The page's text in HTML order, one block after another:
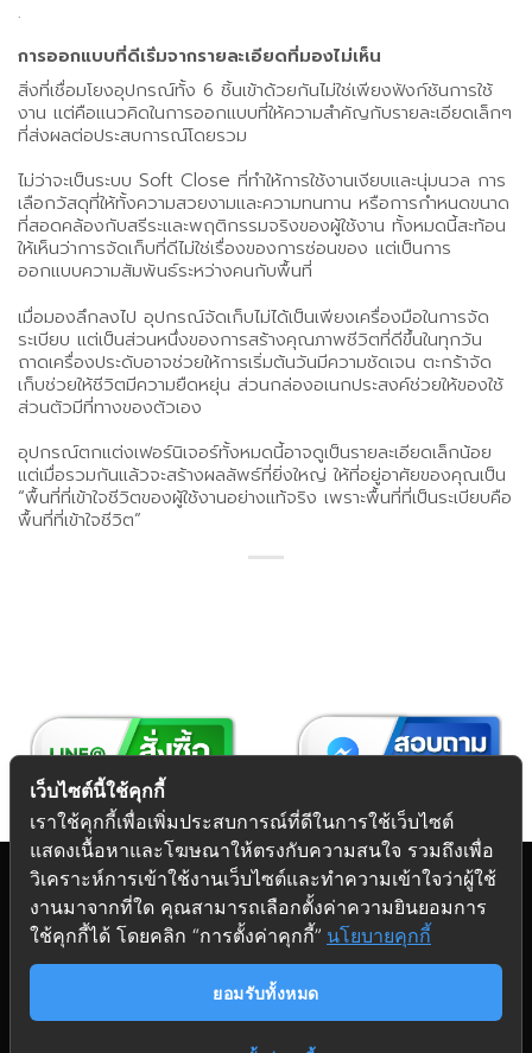
.
การออกแบบที่ดีเริ่มจากรายละเอียดที่มองไม่เห็น
สิ่งที่เชื่อมโยงอุปกรณ์ทั้ง 6 ชิ้นเข้าด้วยกันไม่ใช่เพียงฟังก์ชันการใช้
งาน แต่คือแนวคิดในการออกแบบที่ให้ความสำคัญกับรายละเอียดเล็กๆ
ที่ส่งผลต่อประสบการณ์โดยรวม
ไม่ว่าจะเป็นระบบ Soft Close ที่ทำให้การใช้งานเงียบและนุ่มนวล การ
เลือกวัสดุที่ให้ทั้งความสวยงามและความทนทาน หรือการกำหนดขนาด
ที่สอดคล้องกับสรีระและพฤติกรรมจริงของผู้ใช้งาน ทั้งหมดนี้สะท้อน
ให้เห็นว่าการจัดเก็บที่ดีไม่ใช่เรื่องของการซ่อนของ แต่เป็นการ
ออกแบบความสัมพันธ์ระหว่างคนกับพื้นที่
เมื่อมองลึกลงไป อุปกรณ์จัดเก็บไม่ได้เป็นเพียงเครื่องมือในการจัด
ระเบียบ แต่เป็นส่วนหนึ่งของการสร้างคุณภาพชีวิตที่ดีขึ้นในทุกวัน
ถาดเครื่องประดับอาจช่วยให้การเริ่มต้นวันมีความชัดเจน ตะกร้าจัด
เก็บช่วยให้ชีวิตมีความยืดหยุ่น ส่วนกล่องอเนกประสงค์ช่วยให้ของใช้
ส่วนตัวมีที่ทางของตัวเอง
อุปกรณ์ตกแต่งเฟอร์นิเจอร์ทั้งหมดนี้อาจดูเป็นรายละเอียดเล็กน้อย
แต่เมื่อรวมกันแล้วจะสร้างผลลัพธ์ที่ยิ่งใหญ่ ให้ที่อยู่อาศัยของคุณเป็น
“พื้นที่ที่เข้าใจชีวิตของผู้ใช้งานอย่างแท้จริง เพราะพื้นที่ที่เป็นระเบียบคือ
พื้นที่ที่เข้าใจชีวิต”
Copyright 2026 © Futuretech Intermarketing Co., Ltd.
ศูนย์รวมอุปกรณ์เฟอร์นิเจอร์ครบวงจร
เว็บไซต์นี้ใช้คุกกี้
เราใช้คุกกี้เพื่อเพิ่มประสบการณ์ที่ดีในการใช้เว็บไซต์
แสดงเนื้อหาและโฆษณาให้ตรงกับความสนใจ รวมถึงเพื่อ
วิเคราะห์การเข้าใช้งานเว็บไซต์และทำความเข้าใจว่าผู้ใช้
งานมาจากที่ใด คุณสามารถเลือกตั้งค่าความยินยอมการ
ใช้คุกกี้ได้ โดยคลิก “การตั้งค่าคุกกี้” นโยบายคุกกี้
ยอมรับทั้งหมด